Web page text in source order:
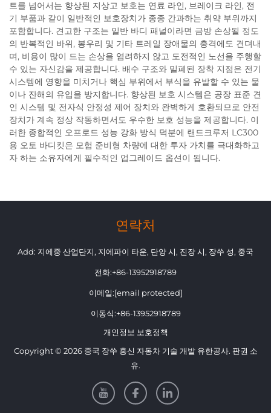
트를 넘어서는 향상된 지상고 보호는 연료 라인, 브레이크 라인, 전
기 부품과 같이 일반적인 보호장치가 종종 간과하는 취약 부위까지
포함합니다. 견고한 구조는 일반 바디 패널이라면 금방 손상될 정도
의 반복적인 바위, 봉우리 및 기타 트레일 장애물의 충격에도 견뎌내
며, 비용이 많이 드는 손상을 염려하지 않고 도전적인 노선을 주행할
수 있는 자신감을 제공합니다. 배수 구조와 밀폐된 장착 지점은 전기
시스템에 영향을 미치거나 핵심 부위에서 부식을 유발할 수 있는 물
이나 잔해의 유입을 방지합니다. 향상된 보호 시스템은 공장 표준 견
인 시스템 및 전자식 안정성 제어 장치와 완벽하게 호환되므로 안전
장치가 계속 정상 작동하면서도 우수한 보호 성능을 제공합니다. 이
러한 종합적인 오프로드 성능 강화 방식 덕분에 랜드크루저 LC300
용 오토 바디킷은 모험 준비형 차량에 대한 투자 가치를 극대화하고
자 하는 소유자에게 필수적인 업그레이드 옵션이 됩니다.
연락처
Add: 지에중 산업단지, 지에파이 타운, 단양 시, 진장 시, 장쑤 성, 중국
전화:+86-13952918789
이메일:[email protected]
이동식:+86-13952918789
개인정보 보호정책
Copyright © 2026 중국 장쑤 홍신 자동차 기술 개발 유한공사. 판권 소
유.